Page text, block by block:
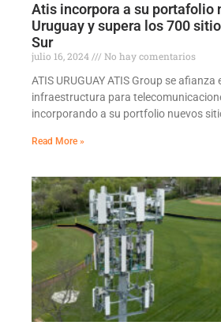
Atis incorpora a su portafolio
Uruguay y supera los 700
Sur
julio 16, 2024
No hay comentarios
ATIS URUGUAY ATIS Group se afianza
infraestructura para
incorporando a su portfolio nuevos
Read More »